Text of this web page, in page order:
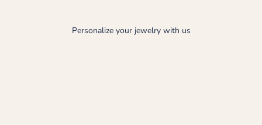
Personalize your jewelry with us